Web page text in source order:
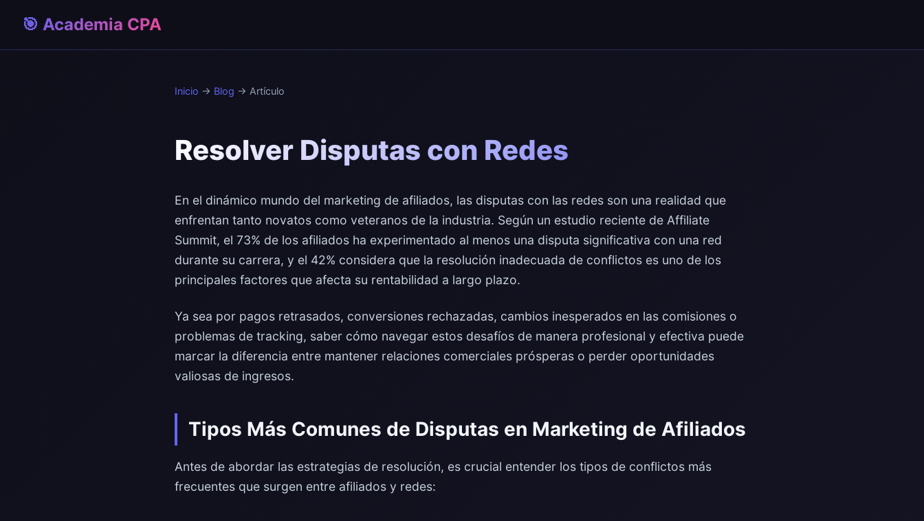
🎯 Academia CPA
Inicio → Blog → Artículo
Resolver Disputas con Redes
En el dinámico mundo del marketing de afiliados, las disputas con las redes son una realidad que
enfrentan tanto novatos como veteranos de la industria. Según un estudio reciente de Affiliate
Summit, el 73% de los afiliados ha experimentado al menos una disputa significativa con una red
durante su carrera, y el 42% considera que la resolución inadecuada de conflictos es uno de los
principales factores que afecta su rentabilidad a largo plazo.
Ya sea por pagos retrasados, conversiones rechazadas, cambios inesperados en las comisiones o
problemas de tracking, saber cómo navegar estos desafíos de manera profesional y efectiva puede
marcar la diferencia entre mantener relaciones comerciales prósperas o perder oportunidades
valiosas de ingresos.
Tipos Más Comunes de Disputas en Marketing de Afiliados
Antes de abordar las estrategias de resolución, es crucial entender los tipos de conflictos más
frecuentes que surgen entre afiliados y redes: